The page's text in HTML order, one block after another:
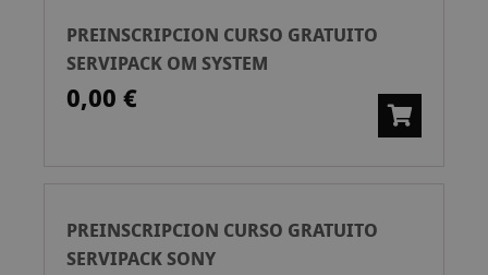
PREINSCRIPCION CURSO GRATUITO
SERVIPACK OM SYSTEM
0,00 €
PREINSCRIPCION CURSO GRATUITO
SERVIPACK SONY